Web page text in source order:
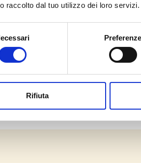
raccolto dal tuo utilizzo dei loro servizi.
Preferenze
Rifiuta